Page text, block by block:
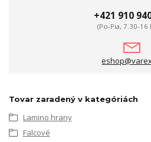
+421 910
(Po-Pia, 7.30-16
Tovar zaradený v kategóriách
Lamino hrany
Falcové